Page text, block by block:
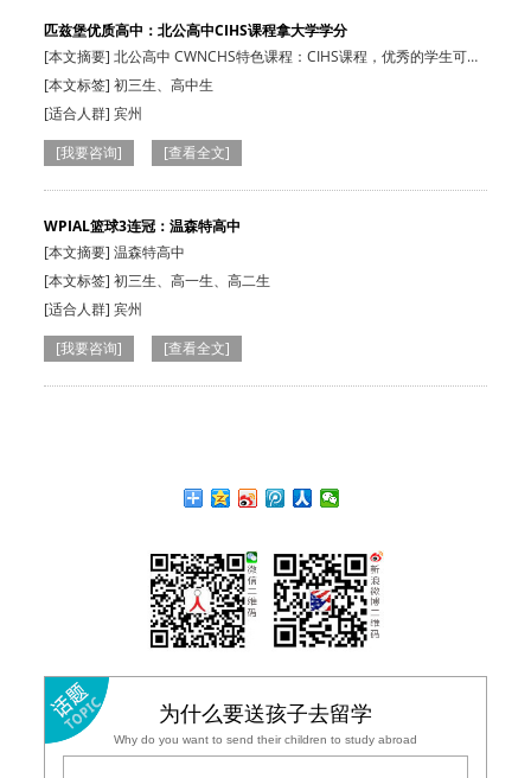
匹兹堡优质高中：北公高中CIHS课程拿大学学分
[本文摘要] 北公高中 CWNCHS特色课程：CIHS课程，优秀的学生可在
高中拿到大学…
[本文标签] 初三生、高中生
[适合人群] 宾州
[我要咨询]
[查看全文]
WPIAL篮球3连冠：温森特高中
[本文摘要] 温森特高中
[本文标签] 初三生、高一生、高二生
[适合人群] 宾州
[我要咨询]
[查看全文]
为什么要送孩子去留学
Why do you want to send their children to study abroad